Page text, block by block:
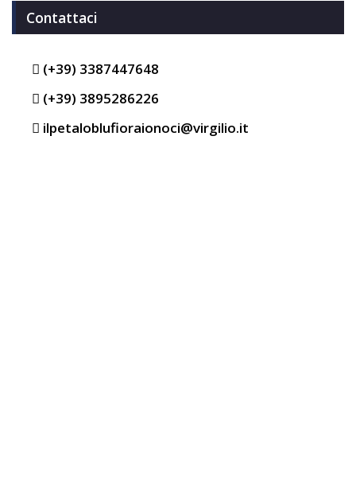
Contattaci
(+39) 3387447648
(+39) 3895286226
ilpetaloblufioraionoci@virgilio.it